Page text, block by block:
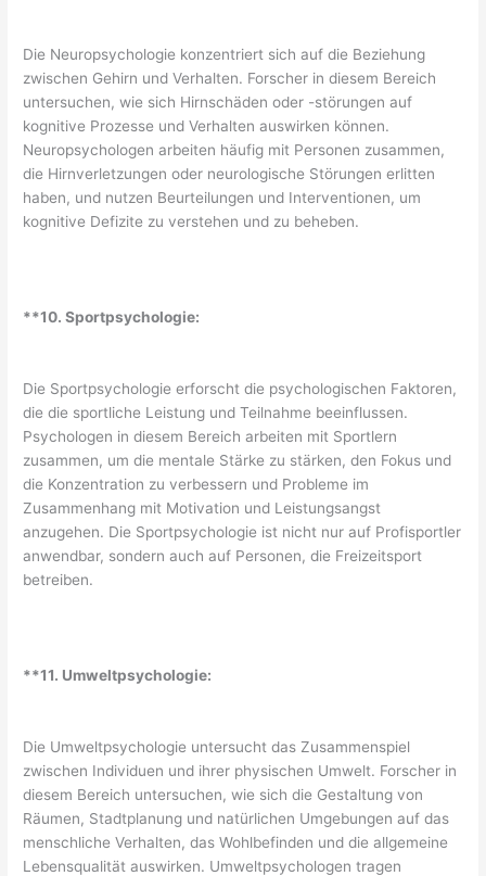
Die Neuropsychologie konzentriert sich auf die Beziehung
zwischen Gehirn und Verhalten. Forscher in diesem Bereich
untersuchen, wie sich Hirnschäden oder -störungen auf
kognitive Prozesse und Verhalten auswirken können.
Neuropsychologen arbeiten häufig mit Personen zusammen,
die Hirnverletzungen oder neurologische Störungen erlitten
haben, und nutzen Beurteilungen und Interventionen, um
kognitive Defizite zu verstehen und zu beheben.
**10. Sportpsychologie:
Die Sportpsychologie erforscht die psychologischen Faktoren,
die die sportliche Leistung und Teilnahme beeinflussen.
Psychologen in diesem Bereich arbeiten mit Sportlern
zusammen, um die mentale Stärke zu stärken, den Fokus und
die Konzentration zu verbessern und Probleme im
Zusammenhang mit Motivation und Leistungsangst
anzugehen. Die Sportpsychologie ist nicht nur auf Profisportler
anwendbar, sondern auch auf Personen, die Freizeitsport
betreiben.
**11. Umweltpsychologie:
Die Umweltpsychologie untersucht das Zusammenspiel
zwischen Individuen und ihrer physischen Umwelt. Forscher in
diesem Bereich untersuchen, wie sich die Gestaltung von
Räumen, Stadtplanung und natürlichen Umgebungen auf das
menschliche Verhalten, das Wohlbefinden und die allgemeine
Lebensqualität auswirken. Umweltpsychologen tragen